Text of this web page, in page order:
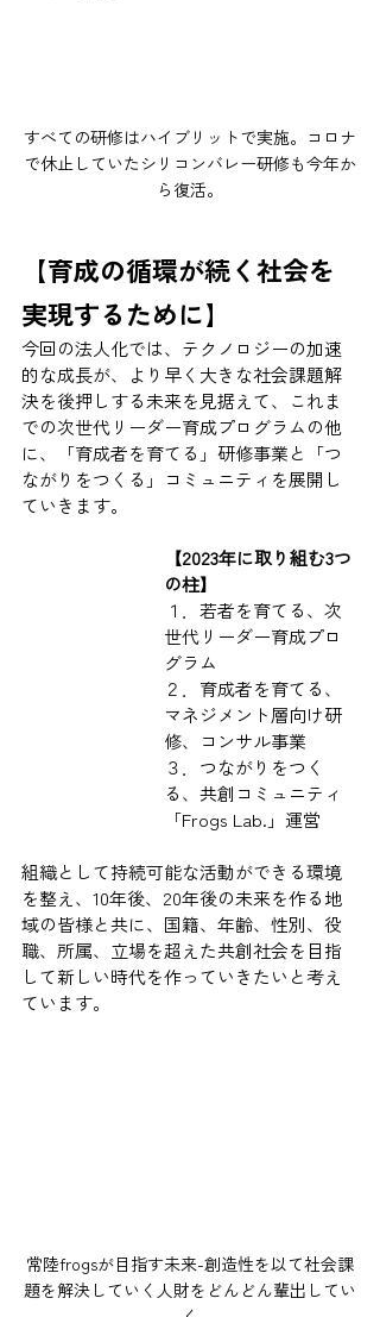
すべての研修はハイブリットで実施。コロナ
で休止していたシリコンバレー研修も今年か
ら復活。
【育成の循環が続く社会を
実現するために】
今回の法人化では、テクノロジーの加速
的な成長が、より早く大きな社会課題解
決を後押しする未来を見据えて、これま
での次世代リーダー育成プログラムの他
に、「育成者を育てる」研修事業と「つ
ながりをつくる」コミュニティを展開し
ていきます。
【2023年に取り組む3つ
の柱】
１．若者を育てる、次
世代リーダー育成プロ
グラム
２．育成者を育てる、
マネジメント層向け研
修、コンサル事業
３．つながりをつく
る、共創コミュニティ
「Frogs Lab.」運営
組織として持続可能な活動ができる環境
を整え、10年後、20年後の未来を作る地
域の皆様と共に、国籍、年齢、性別、役
職、所属、立場を超えた共創社会を目指
して新しい時代を作っていきたいと考え
ています。
常陸frogsが目指す未来-創造性を以て社会課
題を解決していく人財をどんどん輩出してい